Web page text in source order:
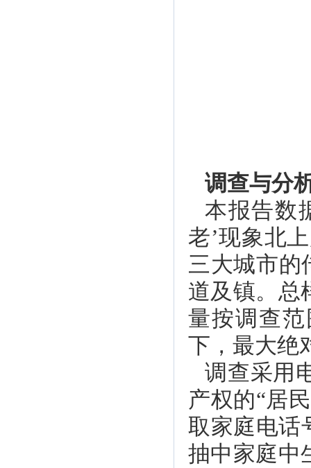
调查与分
本报告数
老’现象北
三大城市的
道及镇。总
量按调查
下，最大绝
调查采用
产权的“居
取家庭电话
抽中家庭中